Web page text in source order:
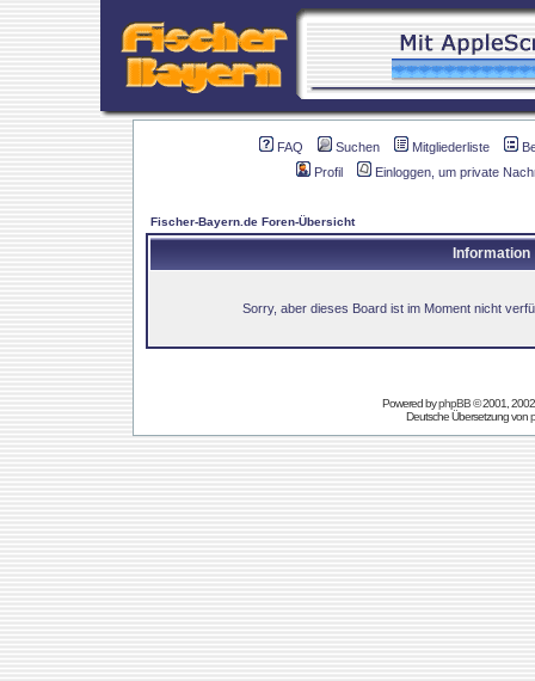
FAQ Suchen Mitgliederliste
Profil
Einloggen, um private
Fischer-Bayern.de Foren-Übersicht
Information
Sorry, aber dieses Board ist im Moment nicht
Powered byphpBB© 2001,
Deutsche Übersetzung von